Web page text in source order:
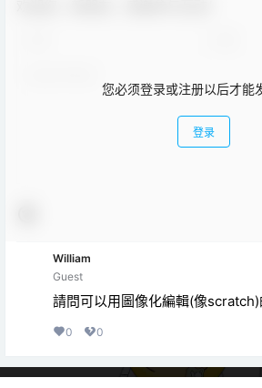
您必须登录或注册以后才能
登录
William
Guest
請問可以用圖像化編輯(像
0 0